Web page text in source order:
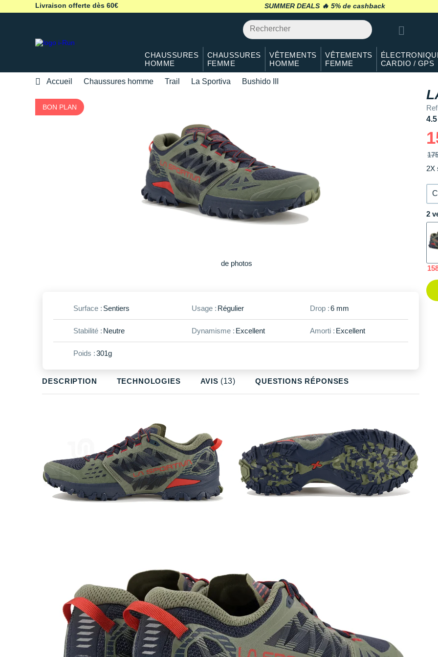
Livraison offerte dès 60€ SUMMER DEALS 🔥 retour 30 jours*
CHAUSSURES
HOMME
CHAUSSURES
FEMME
VÊTEMENTS
HOMME
VÊTEMENTS
FEMME
CARDIO / GPS
Accueil Chaussures homme Trail La Sportiva Bushido III
4.5
2X
2
DESCRIPTION TECHNOLOGIES AVIS (13) QUESTIONS RÉPONSES
Surface : Sentiers Usage : Régulier Drop :6 mm
Stabilité : Neutre Dynamisme : Excellent Amorti : Excellent
Poids :301g
BON PLAN
Plus
de photos
40.5 Il en reste 2 !
En stock
En stock
47 En rupture
47.5